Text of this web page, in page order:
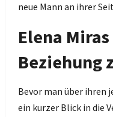
neue Mann an ihrer
Elena
Beziehung
Bevor man über ihren
ein kurzer Blick in die